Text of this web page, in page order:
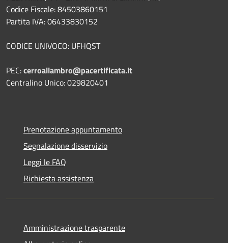
Codice Fiscale: 84503860151
Partita IVA: 06433830152
CODICE UNIVOCO: UFHQST
PEC:cerroallambro@pacertificata.it
Centralino Unico: 029820401
Prenotazione appuntamento
Segnalazione disservizio
Leggi le FAQ
Richiesta assistenza
Amministrazione trasparente